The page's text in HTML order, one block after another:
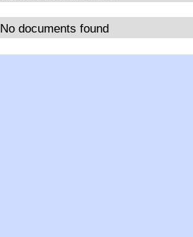
No documents found